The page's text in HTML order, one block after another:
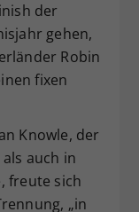
der
gehen,
Robin
fixen
Knowle, der
auch in
freute sich
„in